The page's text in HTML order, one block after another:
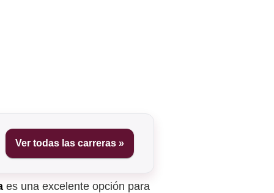
Ver todas las carreras »
es una excelente opción para